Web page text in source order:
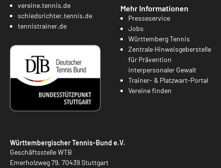
vereine.tennis.de
schiedsrichter.tennis.de
tennistrainer.de
Mehr Informationen
Presseservice
Jobs
Württemberg Tennis
Zentrale Hinweisgeberstelle
für Prävention
interpersonaler Gewalt
Trainer- & Platzwart-Portal
Vereine finden
Württembergischer Tennis-Bund e.V.
Geschäftsstelle WTB
Emerholzweg 79, 70439 Stuttgart